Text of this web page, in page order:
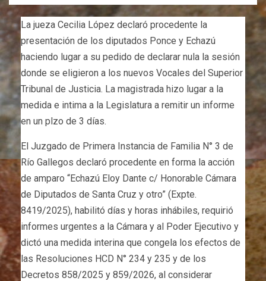
La jueza Cecilia López declaró procedente la
presentación de los diputados Ponce y Echazú
haciendo lugar a su pedido de declarar nula la sesión
donde se eligieron a los nuevos Vocales del Superior
Tribunal de Justicia. La magistrada hizo lugar a la
medida e intima a la Legislatura a remitir un informe
en un plzo de 3 días.
El Juzgado de Primera Instancia de Familia N° 3 de
Río Gallegos declaró procedente en forma la acción
de amparo “Echazú Eloy Dante c/ Honorable Cámara
de Diputados de Santa Cruz y otro” (Expte.
8419/2025), habilitó días y horas inhábiles, requirió
informes urgentes a la Cámara y al Poder Ejecutivo y
dictó una medida interina que congela los efectos de
las Resoluciones HCD N° 234 y 235 y de los
Decretos 858/2025 y 859/2026, al considerar